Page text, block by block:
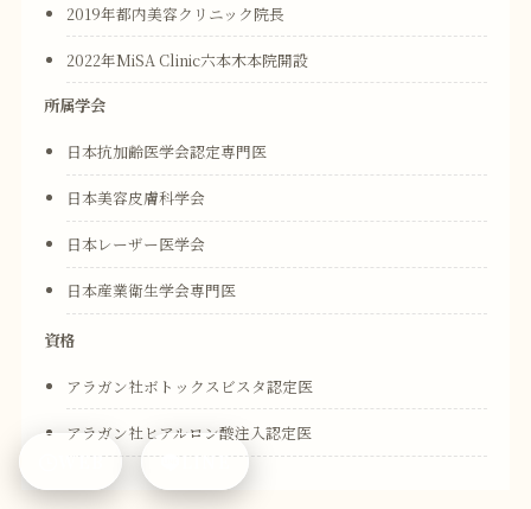
2019年都内美容クリニック院長
2022年MiSA Clinic六本木本院開設
所属学会
日本抗加齢医学会認定専門医
日本美容皮膚科学会
日本レーザー医学会
日本産業衛生学会専門医
資格
アラガン社ボトックスビスタ認定医
アラガン社ヒアルロン酸注入認定医
WEB LINE